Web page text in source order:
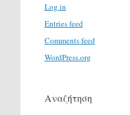
Log in
Entries feed
Comments feed
WordPress.org
Αναζήτηση